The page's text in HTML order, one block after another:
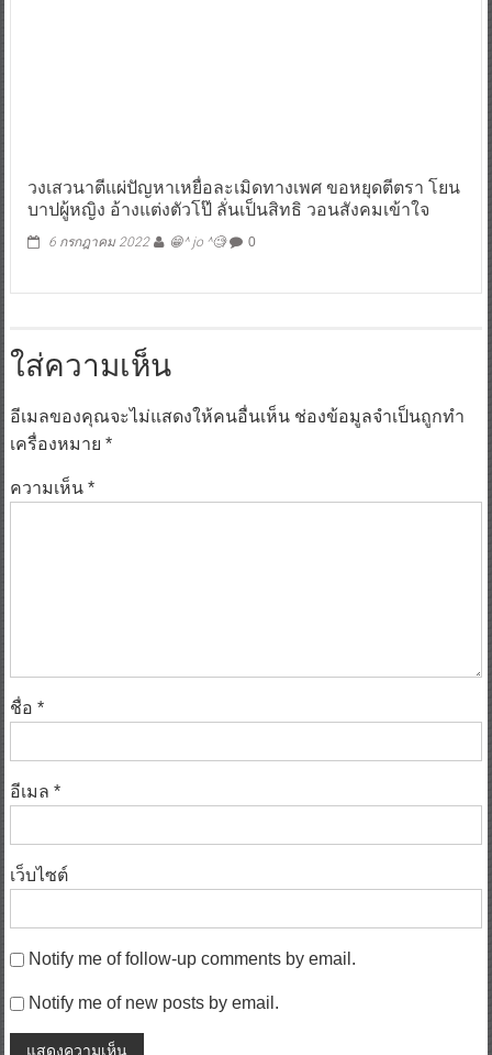
วงเสวนาตีแผ่ปัญหาเหยื่อละเมิดทางเพศ ขอหยุดตีตรา โยน
บาปผู้หญิง อ้างแต่งตัวโป๊ ลั่นเป็นสิทธิ วอนสังคมเข้าใจ
6 กรกฎาคม 2022 😁^ jo ^🧐 0
ใส่ความเห็น
อีเมลของคุณจะไม่แสดงให้คนอื่นเห็น ช่องข้อมูลจำเป็นถูกทำ
เครื่องหมาย *
ความเห็น *
ชื่อ *
อีเมล *
เว็บไซต์
Notify me of follow-up comments by email.
Notify me of new posts by email.